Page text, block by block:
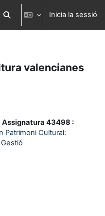
Commuta l'entrada de la cerca
Inicia la sessió
valencianes
Assignatura 43498 :
Patrimoni Cultural: